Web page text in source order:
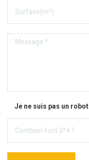
Je ne suis pas un robot